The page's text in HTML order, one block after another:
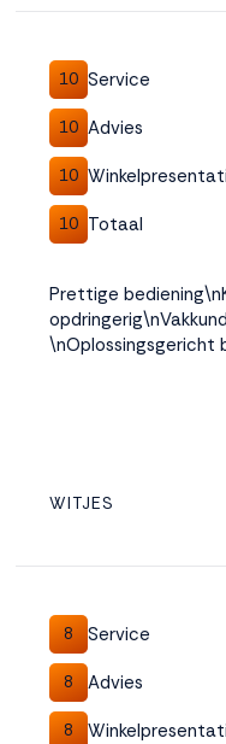
10 Service
10 Advies
10
10 Totaal
Prettige
\nOplossingsgericht
WITJES
8 Service
8 Advies
8